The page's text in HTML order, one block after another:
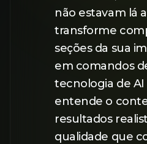
não estavam lá
transforme
seções da sua
em comandos
tecnologia de
entende o
resultados
qualidade que